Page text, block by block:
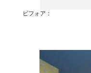
ビフォア：